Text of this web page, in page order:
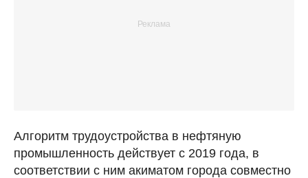
Алгоритм трудоустройства в нефтяную
промышленность действует с 2019 года, в
соответствии с ним акиматом города совместно